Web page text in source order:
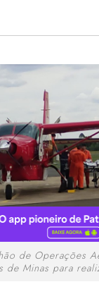
de Operações
de Minas para